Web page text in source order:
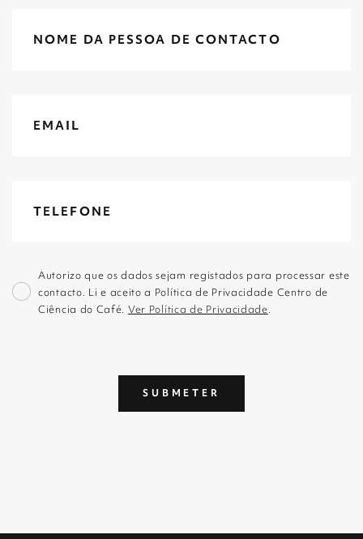
Autorizo que os dados sejam registados para processar este
contacto. Li e aceito a Política de Privacidade Centro de
Ciência do Café. Ver Política de Privacidade.
SUBMETER